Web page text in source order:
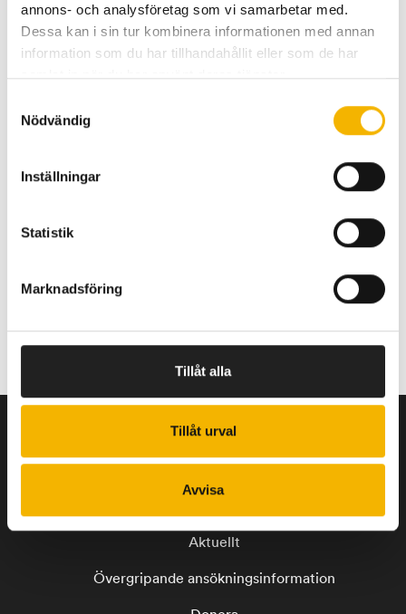
annons- och analysföretag som vi samarbetar med.
Dessa kan i sin tur kombinera informationen med annan
information som du har tillhandahållit eller som de har
samlat in när du har använt deras tjänster.
Nödvändig
Inställningar
Statistik
Marknadsföring
Tillåt alla
Tillåt urval
Avvisa
Jag har läst och godkänner
Aktuellt
Övergripande ansökningsinformation